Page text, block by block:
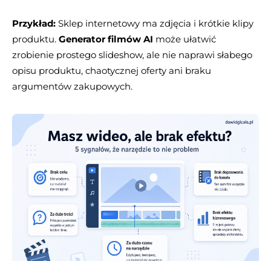
Przykład: Sklep internetowy ma zdjęcia i krótkie klipy
produktu. Generator filmów AI może ułatwić
zrobienie prostego slideshow, ale nie naprawi słabego
opisu produktu, chaotycznej oferty ani braku
argumentów zakupowych.